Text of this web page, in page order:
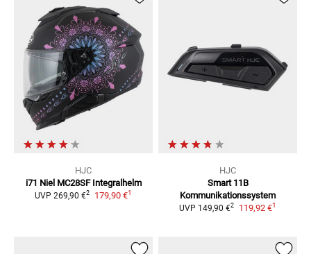
HJC
i71 Niel MC28SF Integralhelm
UVP 269,90 €2 179,90 €1
HJC
Smart 11B
Kommunikationssystem
UVP 149,90 €2 119,92 €1